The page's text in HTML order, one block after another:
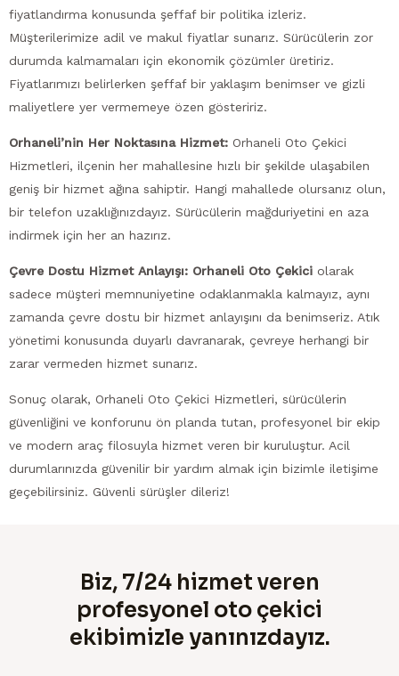
fiyatlandırma konusunda şeffaf bir politika izleriz.
Müşterilerimize adil ve makul fiyatlar sunarız. Sürücülerin zor
durumda kalmamaları için ekonomik çözümler üretiriz.
Fiyatlarımızı belirlerken şeffaf bir yaklaşım benimser ve gizli
maliyetlere yer vermemeye özen gösteririz.
Orhaneli’nin Her Noktasına Hizmet: Orhaneli Oto Çekici
Hizmetleri, ilçenin her mahallesine hızlı bir şekilde ulaşabilen
geniş bir hizmet ağına sahiptir. Hangi mahallede olursanız olun,
bir telefon uzaklığınızdayız. Sürücülerin mağduriyetini en aza
indirmek için her an hazırız.
Çevre Dostu Hizmet Anlayışı: Orhaneli Oto Çekici olarak
sadece müşteri memnuniyetine odaklanmakla kalmayız, aynı
zamanda çevre dostu bir hizmet anlayışını da benimseriz. Atık
yönetimi konusunda duyarlı davranarak, çevreye herhangi bir
zarar vermeden hizmet sunarız.
Sonuç olarak, Orhaneli Oto Çekici Hizmetleri, sürücülerin
güvenliğini ve konforunu ön planda tutan, profesyonel bir ekip
ve modern araç filosuyla hizmet veren bir kuruluştur. Acil
durumlarınızda güvenilir bir yardım almak için bizimle iletişime
geçebilirsiniz. Güvenli sürüşler dileriz!
Biz, 7/24 hizmet veren
profesyonel oto çekici
ekibimizle yanınızdayız.